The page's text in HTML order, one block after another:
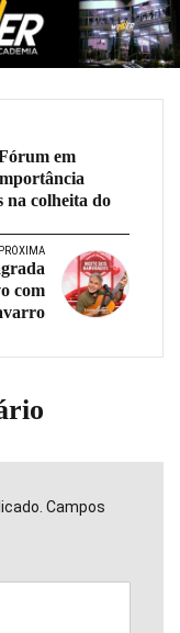
em
na colheita do
PRÓXIMA
com
Campos